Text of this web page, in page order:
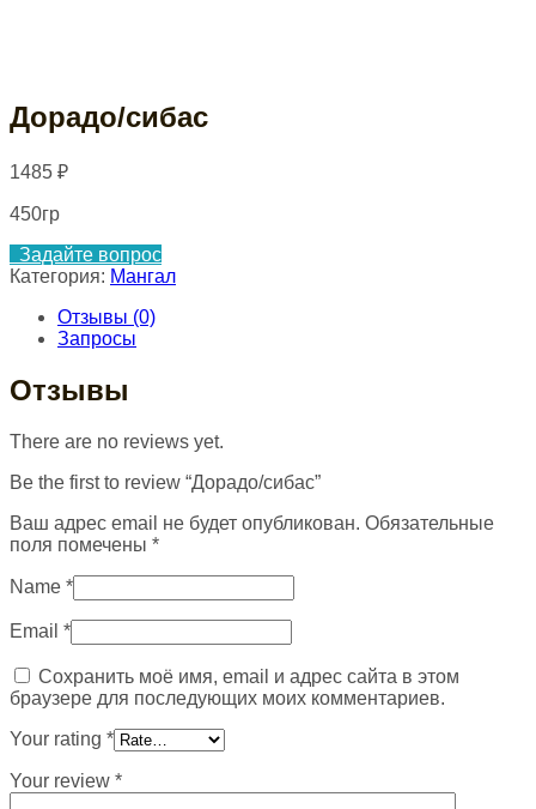
Дорадо/сибас
1485 ₽
450гр
Задайте вопрос
Категория: Мангал
Отзывы (0)
Запросы
Отзывы
There are no reviews yet.
Be the first to review “Дорадо/сибас”
Ваш адрес email не будет опубликован. Обязательные
поля помечены *
Name *
Email *
Сохранить моё имя, email и адрес сайта в этом
браузере для последующих моих комментариев.
Your rating *
Your review *